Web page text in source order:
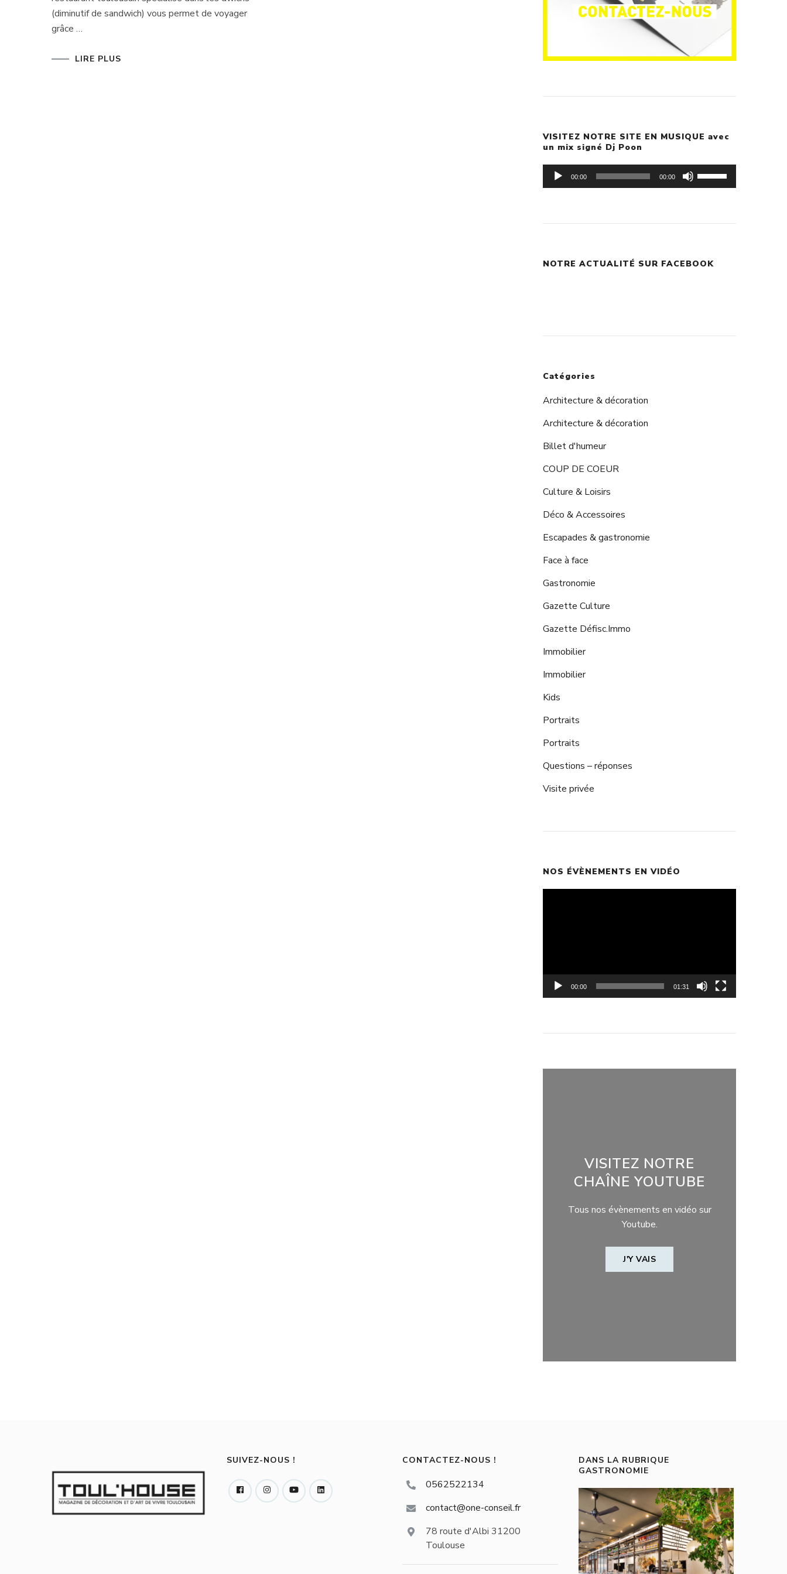
(diminutif de sandwich) vous permet de voyager
grâce …
LIRE PLUS
VISITEZ NOTRE SITE EN MUSIQUE avec
un mix signé Dj Poon
Lecteur
audio
00:00 00:00
Utilisez
augmenter
NOTRE ACTUALITÉ SUR FACEBOOK
Catégories
Architecture & décoration
Architecture & décoration
Billet d'humeur
COUP DE COEUR
Culture & Loisirs
Déco & Accessoires
Escapades & gastronomie
Face à face
Gastronomie
Gazette Culture
Gazette Défisc.Immo
Immobilier
Immobilier
Kids
Portraits
Portraits
Questions – réponses
Visite privée
NOS ÉVÈNEMENTS EN VIDÉO
00:00 01:31
VISITEZ NOTRE
CHAÎNE YOUTUBE
Tous nos évènements en vidéo sur
Youtube.
J'Y VAIS
SUIVEZ-NOUS ! CONTACTEZ-NOUS !
0562522134
contact@one-conseil.fr
78 route d'Albi 31200
Toulouse
DANS LA RUBRIQUE
GASTRONOMIE